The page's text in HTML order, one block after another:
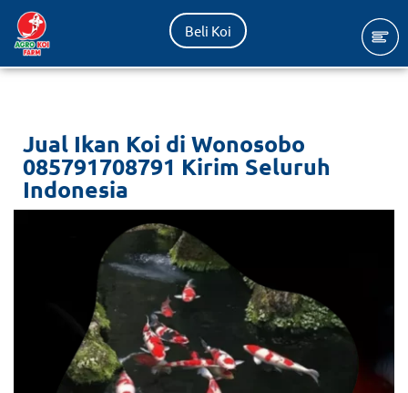
Lompat
ke
Beli Koi
Jual Ikan Koi di Wonosobo
085791708791 Kirim Seluruh
Indonesia